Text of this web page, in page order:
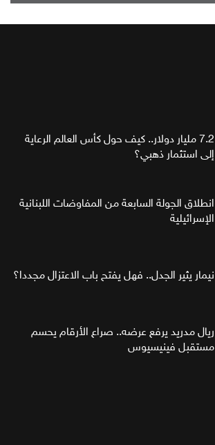
7.2 مليار دولار.. كيف حول كأس العالم الرعاية
إلى استثمار ذهبي؟
انطلاق الجولة السابعة من المفاوضات اللبنانية
الإسرائيلية
نيمار يثير الجدل.. فهل يفتح باب الاعتزال مجددا؟
ريال مدريد يرفع عرضه.. صراع الأرقام يحسم
مستقبل فينيسيوس